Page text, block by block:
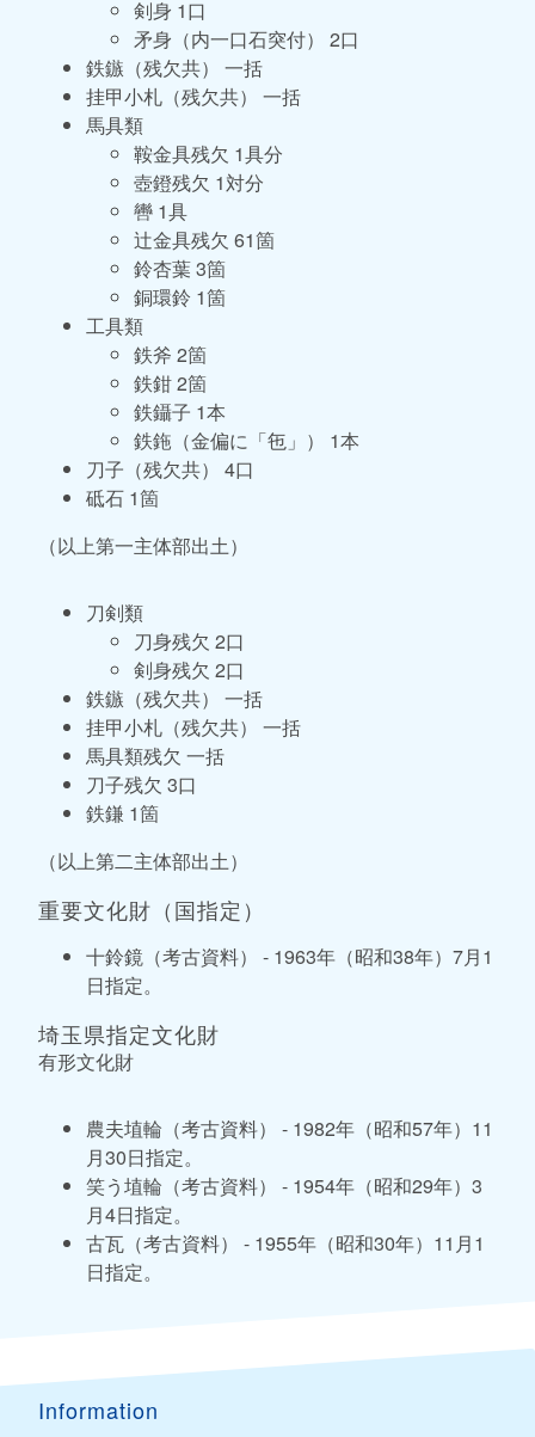
剣身 1口
矛身（内一口石突付） 2口
鉄鏃（残欠共） 一括
挂甲小札（残欠共） 一括
馬具類
鞍金具残欠 1具分
壺鐙残欠 1対分
轡 1具
辻金具残欠 61箇
鈴杏葉 3箇
銅環鈴 1箇
工具類
鉄斧 2箇
鉄鉗 2箇
鉄鑷子 1本
鉄鉇（金偏に「㐌」） 1本
刀子（残欠共） 4口
砥石 1箇
（以上第一主体部出土）
刀剣類
刀身残欠 2口
剣身残欠 2口
鉄鏃（残欠共） 一括
挂甲小札（残欠共） 一括
馬具類残欠 一括
刀子残欠 3口
鉄鎌 1箇
（以上第二主体部出土）
重要文化財（国指定）
十鈴鏡（考古資料） - 1963年（昭和38年）7月1
日指定。
埼玉県指定文化財
有形文化財
農夫埴輪（考古資料） - 1982年（昭和57年）11
月30日指定。
笑う埴輪（考古資料） - 1954年（昭和29年）3
月4日指定。
古瓦（考古資料） - 1955年（昭和30年）11月1
日指定。
Information